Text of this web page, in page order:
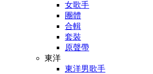
女歌手
團體
合輯
套裝
原聲帶
東洋
東洋男歌手